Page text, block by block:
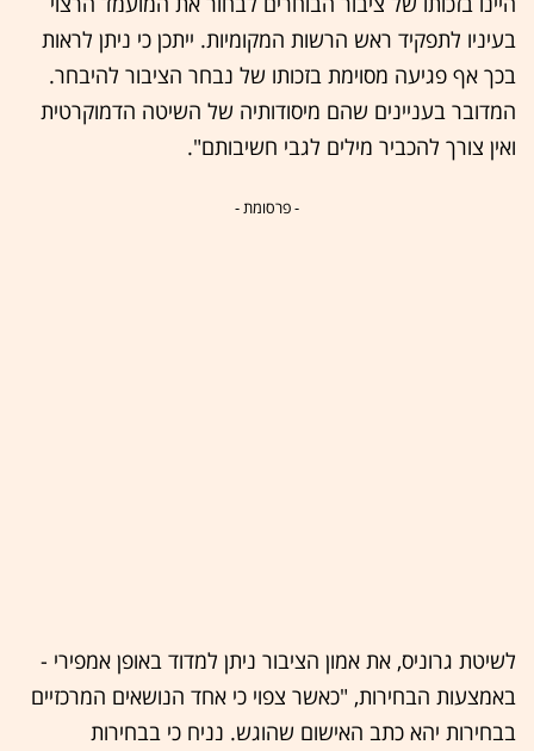
בעיניו לתפקיד ראש הרשות המקומיות. ייתכן כי ניתן לראות
בכך אף פגיעה מסוימת בזכותו של נבחר הציבור להיבחר.
המדובר בעניינים שהם מיסודותיה של השיטה הדמוקרטית
ואין צורך להכביר מילים לגבי חשיבותם".
- פרסומת -
לשיטת גרוניס, את אמון הציבור ניתן למדוד באופן אמפירי -
באמצעות הבחירות, "כאשר צפוי כי אחד הנושאים המרכזיים
בבחירות יהא כתב האישום שהוגש. נניח כי בבחירות